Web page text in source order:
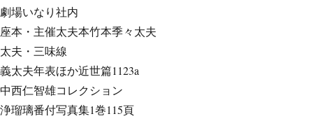
劇場いなり社内
座本・主催太夫本竹本季々太夫
太夫・三味線
義太夫年表ほか近世篇1123a
中西仁智雄コレクション
浄瑠璃番付写真集1巻115頁